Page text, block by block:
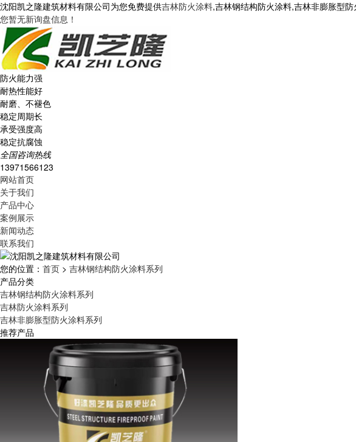
沈阳凯之隆建筑材料有限公司为您免费提供吉林防火涂料,吉林钢结构防火涂料,吉林非膨胀型
您暂无新询盘信息！
防火能力强
耐热性能好
耐磨、不褪色
稳定周期长
承受强度高
稳定抗腐蚀
全国咨询热线
13971566123
网站首页
关于我们
产品中心
案例展示
新闻动态
联系我们
您的位置： 首页 > 吉林钢结构防火涂料系列
产品分类
吉林钢结构防火涂料系列
吉林防火涂料系列
吉林非膨胀型防火涂料系列
推荐产品